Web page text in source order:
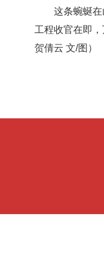
这条蜿蜒在山
工程收官在即
贺倩云 文/图）